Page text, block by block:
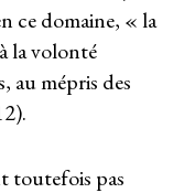
ce domaine, « la
la volonté
au mépris des
toutefois pas